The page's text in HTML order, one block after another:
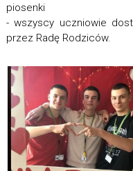
piosenki
- wszyscy uczniowie
przez Radę Rodziców.